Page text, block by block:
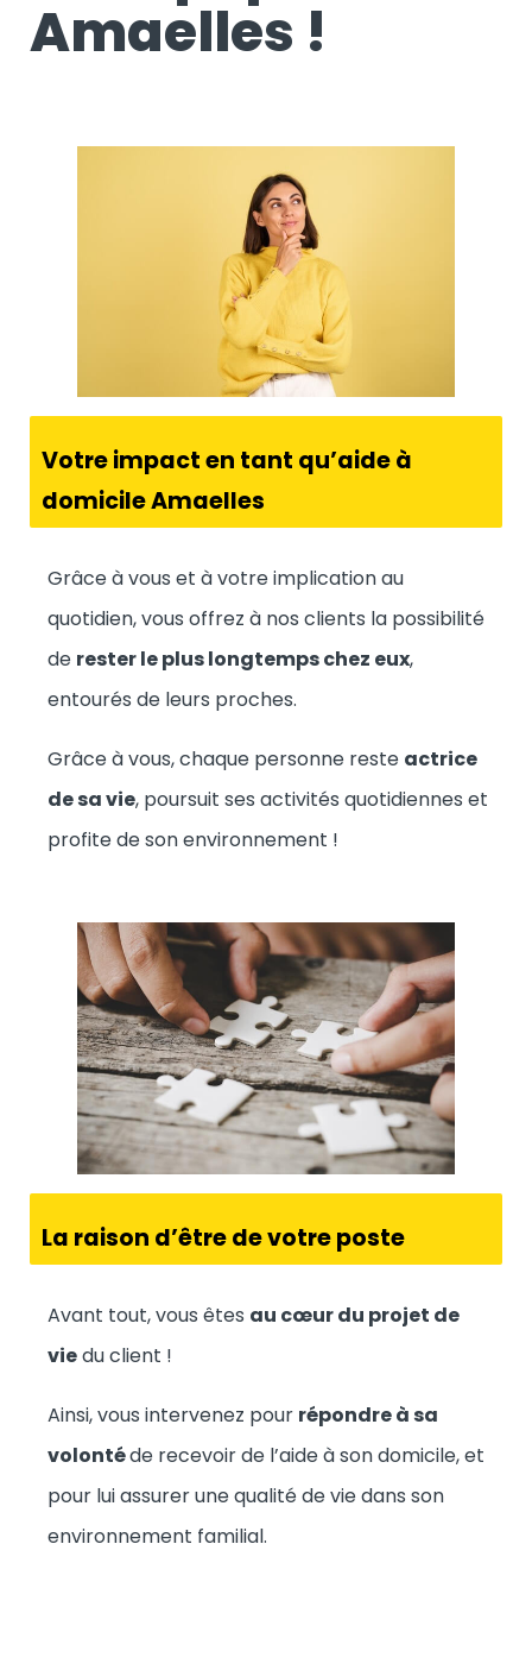
Amaelles !
Votre impact en tant qu’aide à
domicile Amaelles
Grâce à vous et à votre implication au
quotidien, vous offrez à nos clients la possibilité
de rester le plus longtemps chez eux,
entourés de leurs proches.
Grâce à vous, chaque personne reste actrice
de sa vie, poursuit ses activités quotidiennes et
profite de son environnement !
La raison d’être de votre poste
Avant tout, vous êtes au cœur du projet de
viedu client !
Ainsi, vous intervenez pour répondre à sa
volontéde recevoir de l’aide à son domicile, et
pour lui assurer une qualité de vie dans son
environnement familial.